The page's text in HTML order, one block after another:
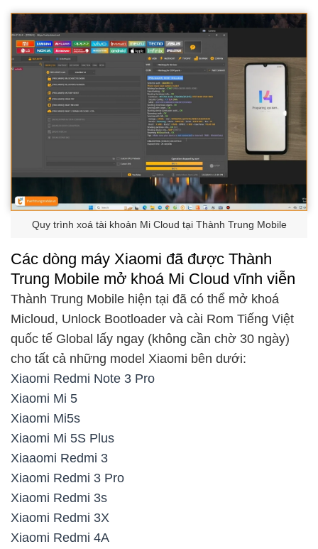
Quy trình xoá tài khoản Mi Cloud tại Thành Trung Mobile
Các dòng máy Xiaomi đã được Thành
Trung Mobile mở khoá Mi Cloud vĩnh viễn
Thành Trung Mobile hiện tại đã có thể mở khoá
Micloud, Unlock Bootloader và cài Rom Tiếng Việt
quốc tế Global lấy ngay (không cần chờ 30 ngày)
cho tất cả những model Xiaomi bên dưới:
Xiaomi Redmi Note 3 Pro
Xiaomi Mi 5
Xiaomi Mi5s
Xiaomi Mi 5S Plus
Xiaaomi Redmi 3
Xiaomi Redmi 3 Pro
Xiaomi Redmi 3s
Xiaomi Redmi 3X
Xiaomi Redmi 4A